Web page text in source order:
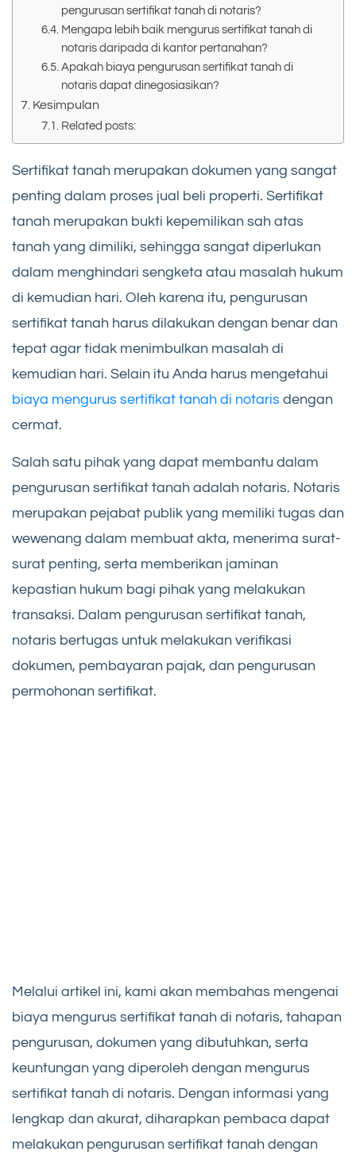
pengurusan sertifikat tanah di notaris?
Mengapa lebih baik mengurus sertifikat tanah di
notaris daripada di kantor pertanahan?
Apakah biaya pengurusan sertifikat tanah di
notaris dapat dinegosiasikan?
Kesimpulan
Related posts:
Sertifikat tanah merupakan dokumen yang sangat
penting dalam proses jual beli properti. Sertifikat
tanah merupakan bukti kepemilikan sah atas
tanah yang dimiliki, sehingga sangat diperlukan
dalam menghindari sengketa atau masalah hukum
di kemudian hari. Oleh karena itu, pengurusan
sertifikat tanah harus dilakukan dengan benar dan
tepat agar tidak menimbulkan masalah di
kemudian hari. Selain itu Anda harus mengetahui
biaya mengurus sertifikat tanah di notaris dengan
cermat.
Salah satu pihak yang dapat membantu dalam
pengurusan sertifikat tanah adalah notaris. Notaris
merupakan pejabat publik yang memiliki tugas dan
wewenang dalam membuat akta, menerima surat-
surat penting, serta memberikan jaminan
kepastian hukum bagi pihak yang melakukan
transaksi. Dalam pengurusan sertifikat tanah,
notaris bertugas untuk melakukan verifikasi
dokumen, pembayaran pajak, dan pengurusan
permohonan sertifikat.
Melalui artikel ini, kami akan membahas mengenai
biaya mengurus sertifikat tanah di notaris, tahapan
pengurusan, dokumen yang dibutuhkan, serta
keuntungan yang diperoleh dengan mengurus
sertifikat tanah di notaris. Dengan informasi yang
lengkap dan akurat, diharapkan pembaca dapat
melakukan pengurusan sertifikat tanah dengan